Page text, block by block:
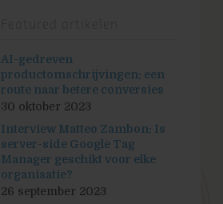
AI-gedreven
productomschrijvingen: een
route naar betere conversies
30 oktober 2023
Interview Matteo Zambon: Is
server-side Google Tag
Manager geschikt voor elke
organisatie?
26 september 2023